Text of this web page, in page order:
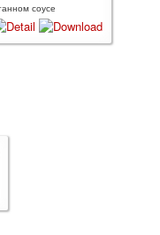
соусе